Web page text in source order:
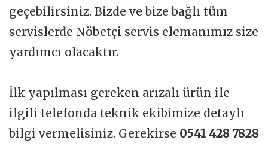
geçebilirsiniz. Bizde ve bize bağlı tüm
servislerde Nöbetçi servis elemanımız size
yardımcı olacaktır.
İlk yapılması gereken arızalı ürün ile
ilgili telefonda teknik ekibimize detaylı
bilgi vermelisiniz. Gerekirse 0541 428 7828